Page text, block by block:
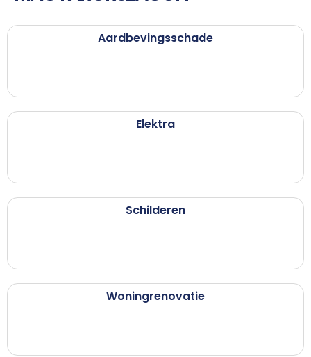
Aardbevingsschade
Elektra
Schilderen
Woningrenovatie